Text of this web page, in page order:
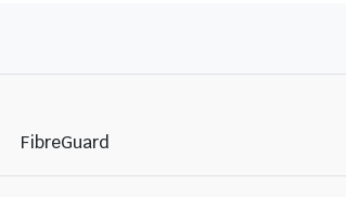
FibreGuard